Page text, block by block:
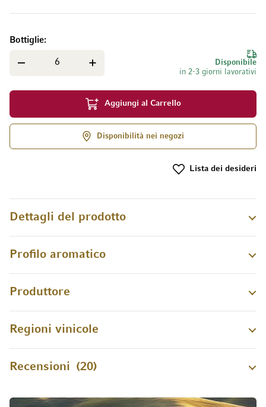
Disponibile
in 2-3 giorni lavorativi
Bottiglie
Aggiungi al Carrello
Disponibilità nei negozi
Lista dei desideri
Dettagli del prodotto
Profilo aromatico
Produttore
Regioni vinicole
Recensioni 20